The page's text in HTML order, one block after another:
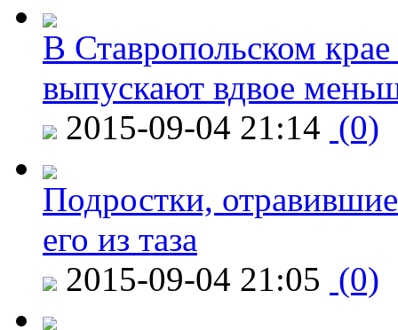
В Ставропольском
выпускают вдвое
2015-09-04 21:14 (0)
Подростки,
его из таза
2015-09-04 21:05 (0)